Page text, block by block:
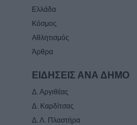
Ελλάδα
Κόσμος
Αθλητισμός
Άρθρα
ΕΙΔΗΣΕΙΣ ΑΝΑ ΔΗΜΟ
Δ. Αργιθέας
Δ. Καρδίτσας
Δ. Λ. Πλαστήρα